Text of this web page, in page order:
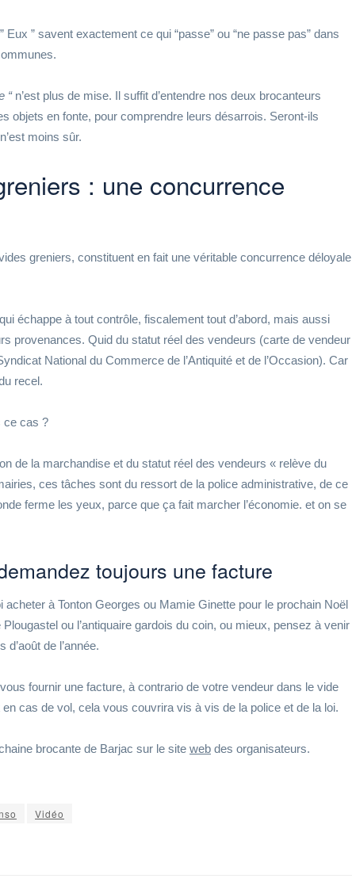
” savent exactement ce qui “passe” ou “ne passe pas” dans
“n’est plus de mise. Il suffit d’entendre nos deux brocanteurs
objets en fonte, pour comprendre leurs désarrois. Seront-ils
moins sûr.
: une concurrence
greniers, constituent en fait une véritable concurrence déloyale
échappe à tout contrôle, fiscalement tout d’abord, mais aussi
provenances. Quid du statut réel des vendeurs (carte de vendeur
National du Commerce de l’Antiquité et de l’Occasion). Car
recel.
ce cas ?
de la marchandise et du statut réel des vendeurs « relève du
ces tâches sont du ressort de la police administrative, de ce
ferme les yeux, parce que ça fait marcher l’économie. et on se
toujours une facture
à Tonton Georges ou Mamie Ginette pour le prochain Noël
ou l’antiquaire gardois du coin, ou mieux, pensez à venir
de l’année.
fournir une facture, à contrario de votre vendeur dans le vide
cas de vol, cela vous couvrira vis à vis de la police et de la loi.
brocante de Barjac sur le site web des organisateurs.
Vidéo